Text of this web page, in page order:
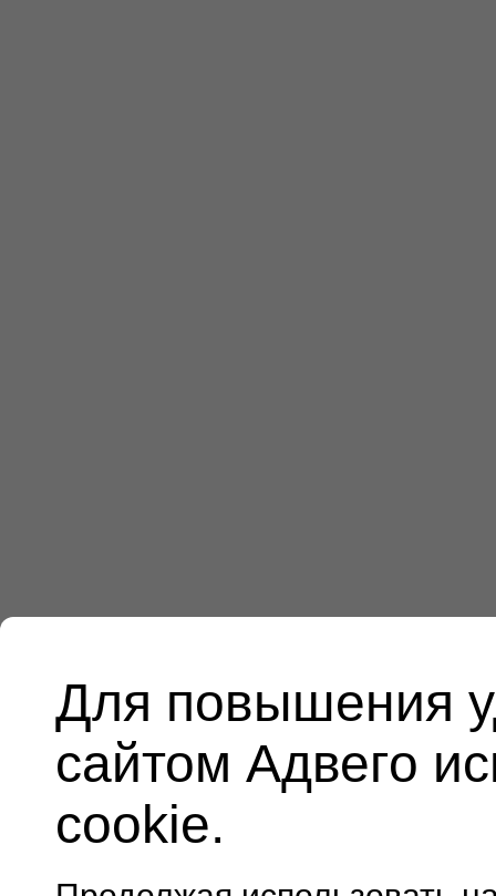
Для повышения
сайтом Адвего
cookie.